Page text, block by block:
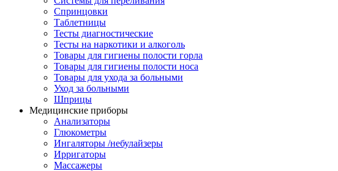
Спринцовки
Таблетницы
Тесты диагностические
Тесты на наркотики и алкоголь
Товары для гигиены полости горла
Товары для гигиены полости носа
Товары для ухода за больными
Уход за больными
Шприцы
Медицинские приборы
Анализаторы
Глюкометры
Ингаляторы /небулайзеры
Ирригаторы
Массажеры